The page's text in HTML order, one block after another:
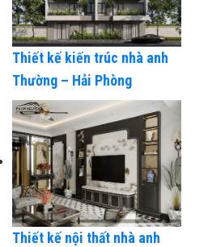
Thiết kế kiến trúc nhà anh
Thường – Hải Phòng
Thiết kế nội thất nhà anh